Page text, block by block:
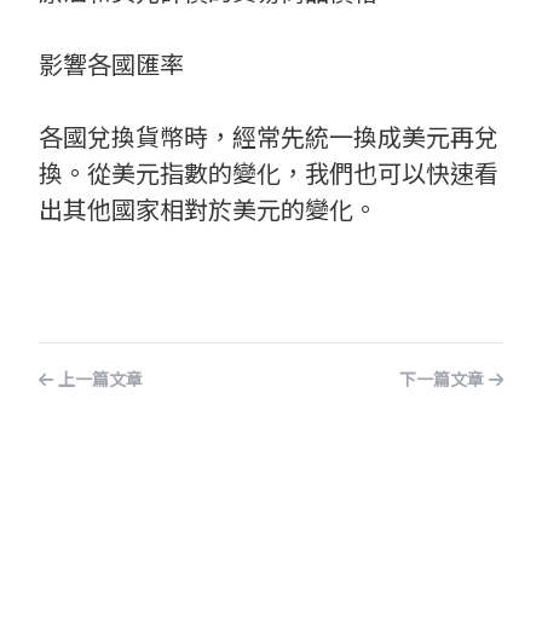
影響各國匯率
各國兌換貨幣時，經常先統一換成美元再兌
換。從美元指數的變化，我們也可以快速看
出其他國家相對於美元的變化。
上一篇文章 下一篇文章